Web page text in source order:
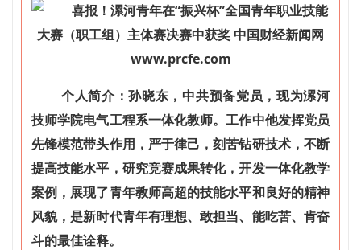
个人简介：孙晓东，中共预备党员，现为漯河
技师学院电气工程系一体化教师。工作中他发挥党员
先锋模范带头作用，严于律己，刻苦钻研技术，不断
提高技能水平，研究竞赛成果转化，开发一体化教学
案例，展现了青年教师高超的技能水平和良好的精神
风貌，是新时代青年有理想、敢担当、能吃苦、肯奋
斗的最佳诠释。